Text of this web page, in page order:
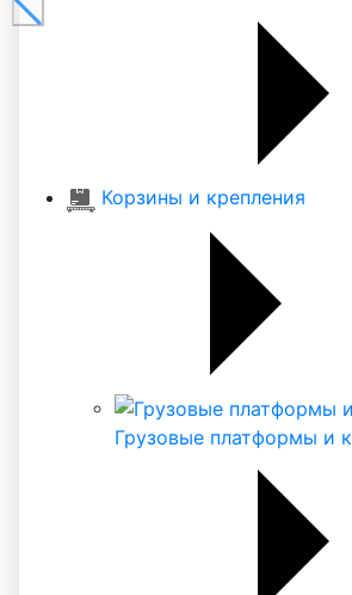
Корзины и крепления
Грузовые платформы и